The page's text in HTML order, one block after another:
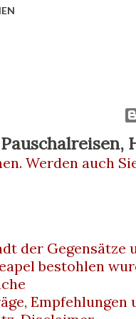
nach Neapel
Wien oder Basel.
km vom
knapp 1,50
Werden auch
der Gegensätze
bestohlen
Empfehlungen